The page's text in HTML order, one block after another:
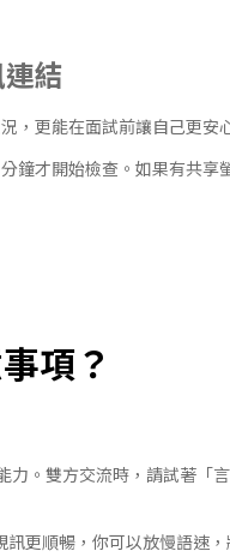
結
，更能在面試前讓自己更安
鐘才開始檢查。如果有共
項？
。雙方交流時，請試著「
更順暢，你可以放慢語速